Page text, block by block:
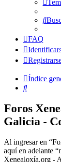
FAQ
Índice
Buscar
Foros
Galicia -
Al ingresar en
aquí en adelante
Xenealoxía.org -